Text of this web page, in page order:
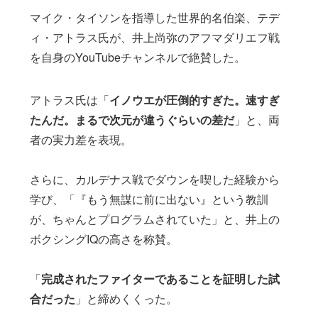
マイク・タイソンを指導した世界的名伯楽、テデ
ィ・アトラス氏が、井上尚弥のアフマダリエフ戦
を自身のYouTubeチャンネルで絶賛した。
アトラス氏は「イノウエが圧倒的すぎた。速すぎ
たんだ。まるで次元が違うぐらいの差だ」と、両
者の実力差を表現。
さらに、カルデナス戦でダウンを喫した経験から
学び、「『もう無謀に前に出ない』という教訓
が、ちゃんとプログラムされていた」と、井上の
ボクシングIQの高さを称賛。
「完成されたファイターであることを証明した試
合だった 」と締めくくった。